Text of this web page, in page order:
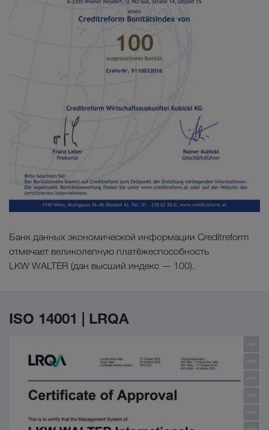
Банк данных экономической информации Creditreform
отмечает великолепную платёжеспособность
LKW WALTER (дан высший индекс — 100).
ISO 14001 | LRQA